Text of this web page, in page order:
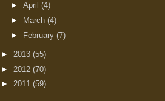
► April (4)
►
March (4)
► February (7)
► 2013 (55)
► 2012 (70)
► 2011 (59)